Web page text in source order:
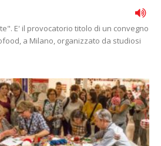
E' il provocatorio titolo di un convegno
a Milano, organizzato da studiosi